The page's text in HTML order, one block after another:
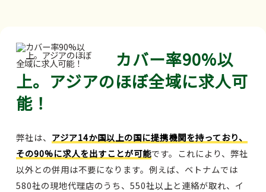
カバー率90%以
上。アジアのほぼ全域に求人可
能！
弊社は、 アジア14か国以上の国に提携機関を持っており、
その90%に求人を出すことが可能です。これにより、弊社
以外との併用は不要になります。例えば、ベトナムでは
580社の現地代理店のうち、550社以上と連絡が取れ、イ